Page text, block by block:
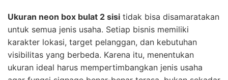
Ukuran neon box bulat 2 sisi tidak bisa disamaratakan
untuk semua jenis usaha. Setiap bisnis memiliki
karakter lokasi, target pelanggan, dan kebutuhan
visibilitas yang berbeda. Karena itu, menentukan
ukuran ideal harus mempertimbangkan jenis usaha